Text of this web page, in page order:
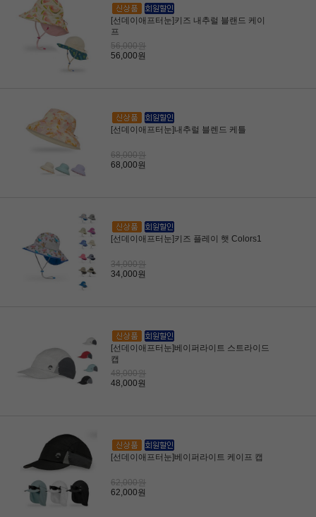
[선데이애프터눈]키즈 내추럴 블랜드 케이
프
56,000원
56,000원
[선데이애프터눈]내추럴 블렌드 케틀
68,000원
68,000원
[선데이애프터눈]키즈 플레이 햇 Colors1
34,000원
34,000원
[선데이애프터눈]베이퍼라이트 스트라이드
캡
48,000원
48,000원
[선데이애프터눈]베이퍼라이트 케이프 캡
62,000원
62,000원